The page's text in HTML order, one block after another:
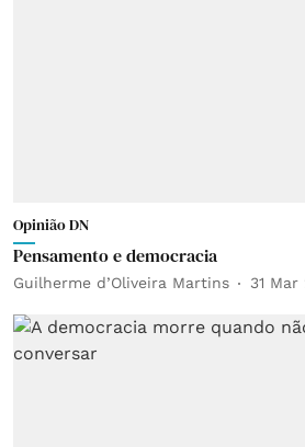
Opinião DN
Pensamento e democracia
Guilherme d’Oliveira Martins 31 Mar